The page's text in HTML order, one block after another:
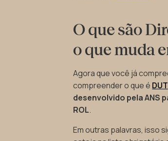
O que são
o que muda
Agora que você já
compreender o que é DUT
desenvolvido pela ANS
ROL.
Em outras palavras, isso